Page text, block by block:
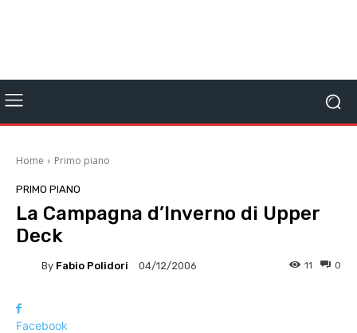
Home Primo piano
PRIMO PIANO
La Campagna d’Inverno di Upper
Deck
By Fabio Polidori 04/12/2006 0
11
Facebook